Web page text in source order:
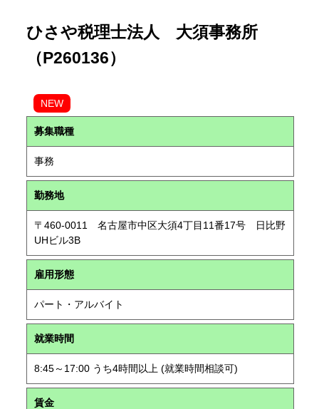
ひさや税理士法人 大須事務所
（P260136）
NEW
募集職種
事務
勤務地
〒460-0011 名古屋市中区大須4丁目11番17号 日比野
UHビル3B
雇用形態
パート・アルバイト
就業時間
8:45～17:00 うち4時間以上 (就業時間相談可)
賃金